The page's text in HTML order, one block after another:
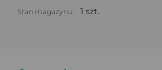
Stan magazynu: 1 szt.